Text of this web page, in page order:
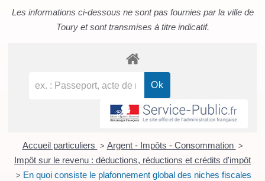
Les informations ci-dessous ne sont pas fournies par la ville de
Toury et sont transmises à titre indicatif.
Accueil particuliers > Argent - Impôts - Consommation >
Impôt sur le revenu : déductions, réductions et crédits d'impôt
> En quoi consiste le plafonnement global des niches fiscales